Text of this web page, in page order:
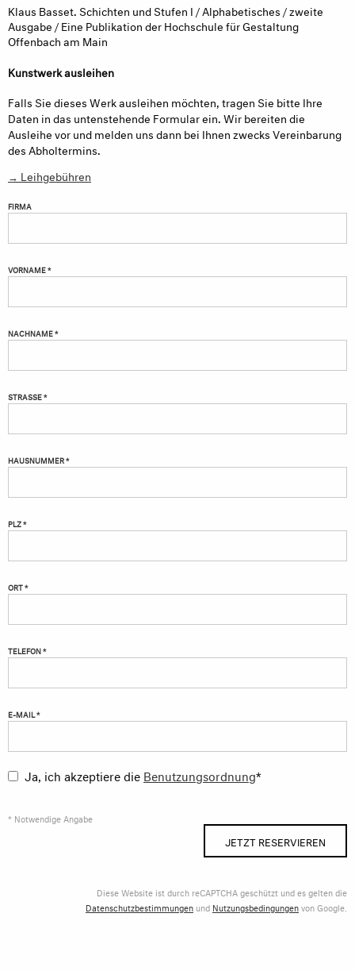
Klaus Basset. Schichten und Stufen I / Alphabetisches / zweite
Ausgabe / Eine Publikation der Hochschule für Gestaltung
Offenbach am Main
Kunstwerk ausleihen
Falls Sie dieses Werk ausleihen möchten, tragen Sie bitte Ihre
Daten in das untenstehende Formular ein. Wir bereiten die
Ausleihe vor und melden uns dann bei Ihnen zwecks Vereinbarung
des Abholtermins.
→ Leihgebühren
FIRMA
VORNAME *
NACHNAME *
STRASSE *
HAUSNUMMER *
PLZ *
ORT *
TELEFON *
E-MAIL *
Ja, ich akzeptiere die Benutzungsordnung*
* Notwendige Angabe
JETZT RESERVIEREN
Diese Website ist durch reCAPTCHA geschützt und es gelten die
Datenschutzbestimmungen und Nutzungsbedingungenvon Google.